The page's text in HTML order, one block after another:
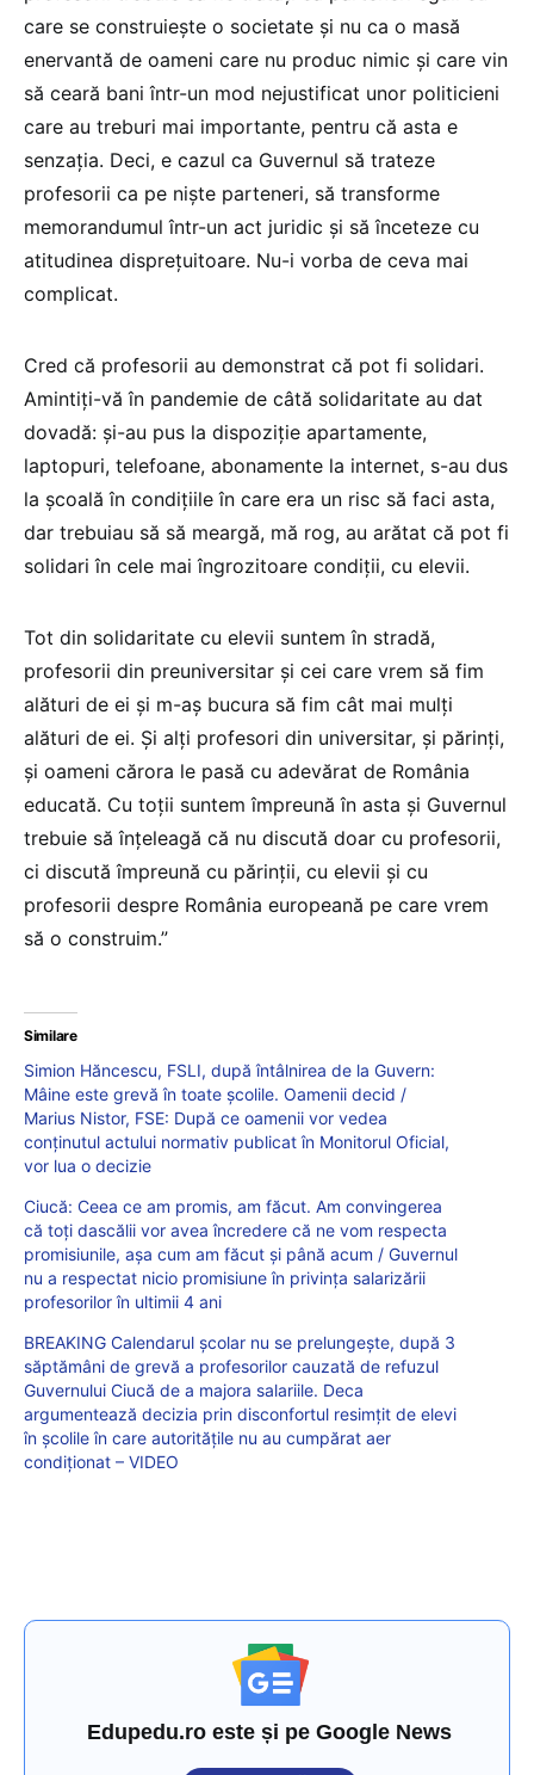
care se construiește o societate și nu ca o masă
enervantă de oameni care nu produc nimic și care vin
să ceară bani într-un mod nejustificat unor politicieni
care au treburi mai importante, pentru că asta e
senzația. Deci, e cazul ca Guvernul să trateze
profesorii ca pe niște parteneri, să transforme
memorandumul într-un act juridic și să înceteze cu
atitudinea disprețuitoare. Nu-i vorba de ceva mai
complicat.
Cred că profesorii au demonstrat că pot fi solidari.
Amintiți-vă în pandemie de câtă solidaritate au dat
dovadă: și-au pus la dispoziție apartamente,
laptopuri, telefoane, abonamente la internet, s-au dus
la școală în condițiile în care era un risc să faci asta,
dar trebuiau să să meargă, mă rog, au arătat că pot fi
solidari în cele mai îngrozitoare condiții, cu elevii.
Tot din solidaritate cu elevii suntem în stradă,
profesorii din preuniversitar și cei care vrem să fim
alături de ei și m-aș bucura să fim cât mai mulți
alături de ei. Și alți profesori din universitar, și părinți,
și oameni cărora le pasă cu adevărat de România
educată. Cu toții suntem împreună în asta și Guvernul
trebuie să înțeleagă că nu discută doar cu profesorii,
ci discută împreună cu părinții, cu elevii și cu
profesorii despre România europeană pe care vrem
să o construim.”
Similare
Simion Hăncescu, FSLI, după întâlnirea de la Guvern:
Mâine este grevă în toate școlile. Oamenii decid /
Marius Nistor, FSE: După ce oamenii vor vedea
conținutul actului normativ publicat în Monitorul Oficial,
vor lua o decizie
Ciucă: Ceea ce am promis, am făcut. Am convingerea
că toți dascălii vor avea încredere că ne vom respecta
promisiunile, așa cum am făcut și până acum / Guvernul
nu a respectat nicio promisiune în privința salarizării
profesorilor în ultimii 4 ani
BREAKING Calendarul școlar nu se prelungește, după 3
săptămâni de grevă a profesorilor cauzată de refuzul
Guvernului Ciucă de a majora salariile. Deca
argumentează decizia prin disconfortul resimțit de elevi
în școlile în care autoritățile nu au cumpărat aer
condiționat – VIDEO
Edupedu.ro este și pe Google News